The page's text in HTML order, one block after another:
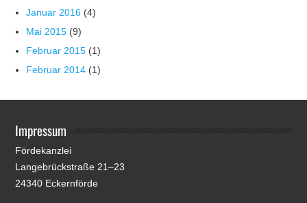
Januar 2016 (4)
Mai 2015 (9)
Februar 2015 (1)
Februar 2014 (1)
Impressum
Fördekanzlei
Langebrückstraße 21–23
24340 Eckernförde